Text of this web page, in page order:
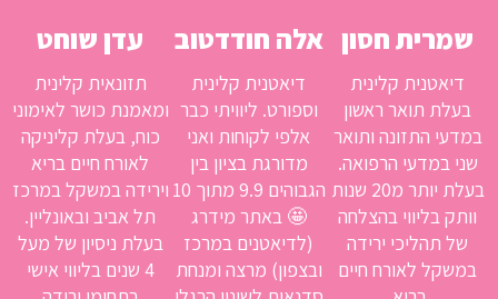
שמרית חסון
דיאטנית קלינית
בעלת תואר ראשון
במדעי התזונה ותואר
שני במדעי הרפואה.
בעלת יותר מ20 שנות
וותק בליווי בהצלחה
של תהליכי ירידה
במשקל לאורח חיים
אלה חודדטוב
דיאטנית קלינית
וספורט. ליוויתי כבר
אלפי לקוחות ואני
מדורגת בציון בין
הגבוהים 9.9 מתוך 10
🤩 באתר מידרג
(לדיאטנים במרכז
ובצפון) מרצה ומנחת
עדן שוחט
תזונאית קלינית
ומאמנת כושר לאימוני
כוח, בעלת קליניקה
לאורח חיים בריא
וירידה במשקל במרכז
תל אביב ובאונליין.
בעלת ניסיון של מעל
4 שנים בליווי אישי